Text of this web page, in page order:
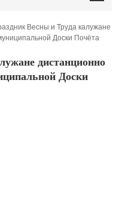
Весны и Труда калужане
Доски Почёта
дистанционно
Доски